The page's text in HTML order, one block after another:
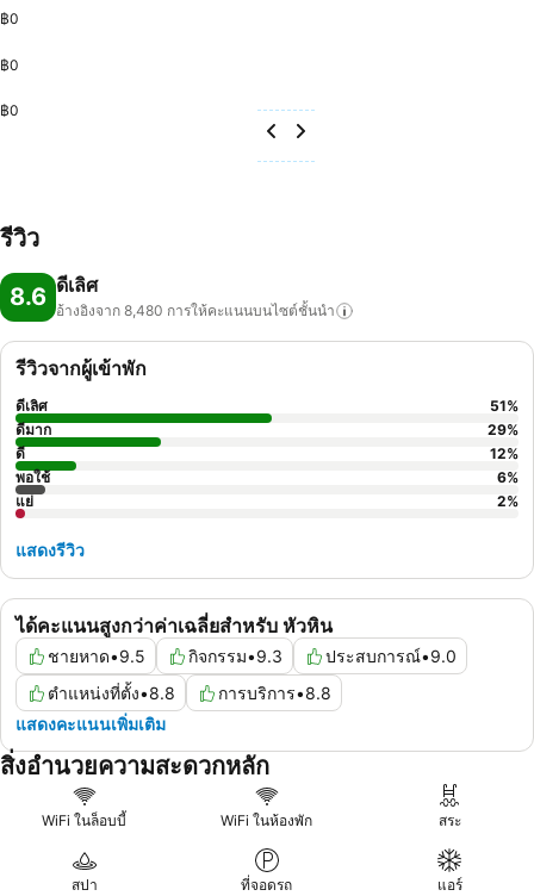
฿0
฿0
฿0
รีวิว
8.6 ดีเลิศ
อ้างอิงจาก 8,480 การให้คะแนนบนไซต์ชั้นนำ
ได้คะแนนสูงกว่าค่าเฉลี่ยสำหรับ หัวหิน
ชายหาด•9.5 กิจกรรม•9.3 ประสบการณ์•9.0
ตำแหน่งที่ตั้ง•8.8 การบริการ•8.8
แสดงคะแนนเพิ่มเติม
รีวิวจากผู้เข้าพัก
ดีเลิศ 51%
ดีมาก
29%
ดี
12%
พอใช้
6%
แย่
2%
แสดงรีวิว
สิ่งอำนวยความสะดวกหลัก
WiFi ในล็อบบี้ WiFi ในห้องพัก สระ
สปา ที่จอดรถ แอร์